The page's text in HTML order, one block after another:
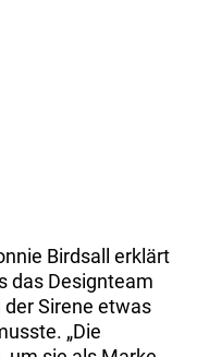
Birdsall erklärt
das Designteam
Sirene etwas
„Die